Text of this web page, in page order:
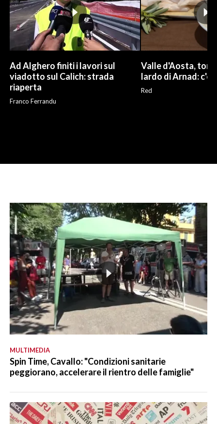
Ad Alghero finiti i lavori sul
viadotto sul Calich: strada
riaperta
Franco Ferrandu
Valle d'Aosta,
lardo di Arnad: c'è
Red
MULTIMEDIA
Spin Time, Cavallo: "Condizioni sanitarie
peggiorano, accelerare il rientro delle famiglie"